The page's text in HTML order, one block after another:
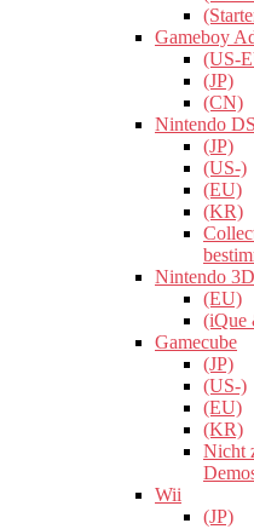
Gameboy
(US-
(JP)
(CN)
Nintendo DS
(JP)
(US-)
(EU)
(KR)
Nintendo
(EU)
(iQue
Gamecube
(JP)
(US-)
(EU)
(KR)
Nicht
Wii
(JP)